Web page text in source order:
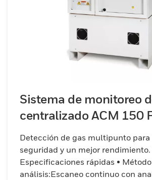
Sistema de monitoreo
centralizado ACM 150
Detección de gas multipunto para
seguridad y un mejor rendimiento.
Especificaciones rápidas •
análisis:Escaneo continuo con